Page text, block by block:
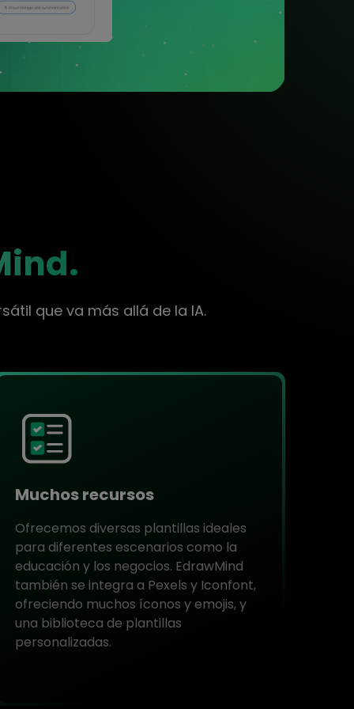
que va más allá de la IA.
Muchos recursos
Ofrecemos diversas plantillas ideales
para diferentes escenarios como la
educación y los negocios. EdrawMind
también se integra a Pexels y Iconfont,
ofreciendo muchos íconos y emojis, y
una biblioteca de plantillas
personalizadas.